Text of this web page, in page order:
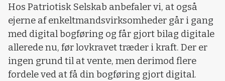
Hos Patriotisk Selskab anbefaler vi, at også
ejerne af enkeltmandsvirksomheder går i gang
med digital bogføring og får gjort bilag digitale
allerede nu, før lovkravet træder i kraft. Der er
ingen grund til at vente, men derimod flere
fordele ved at få din bogføring gjort digital.